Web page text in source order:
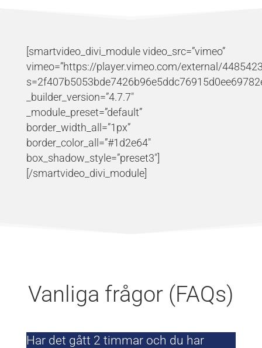
[smartvideo_divi_module video_src=”vimeo”
vimeo=”https://player.vimeo.com/external/
_builder_version=”4.7.7″
_module_preset=”default”
border_width_all=”1px”
border_color_all=”#1d2e64″
box_shadow_style=”preset3″]
[/smartvideo_divi_module]
Vanliga frågor (FAQs)
Har det gått 2 timmar och du har